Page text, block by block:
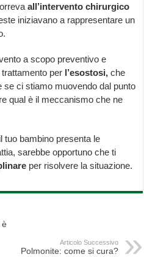
all’intervento chirurgico
iniziavano a rappresentare un
a scopo preventivo e
per l’esostosi, che
se ci stiamo muovendo dal punto
qual è il meccanismo che ne
tuo bambino presenta le
sarebbe opportuno che ti
per risolvere la situazione.
Articolo Successivo
Polmonite: come si cura?